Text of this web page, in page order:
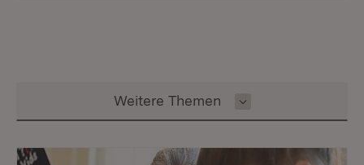
Inhalt auswählen
Weitere Themen